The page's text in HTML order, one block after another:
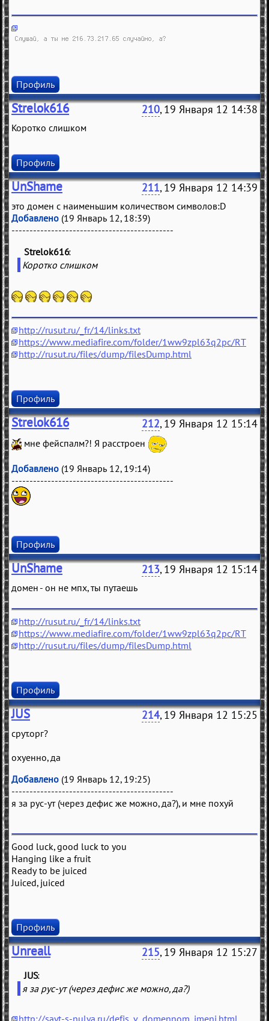
Профиль
Strelok616 210, 19 Января 12 14:38
Коротко слишком
Профиль
UnShame 211, 19 Января 12 14:39
это домен с наименьшим количеством символов:D
Добавлено (19 Январь 12, 18:39)
---------------------------------------------
Strelok616
Коротко слишком
http://rusut.ru/_fr/14/links.txt
https://www.mediafire.com/folder/1ww9zpl63q2pc/RT
http://rusut.ru/files/dump/filesDump.html
Профиль
Strelok616 212, 19 Января 12 15:14
мне фейспалм?! Я расстроен
Добавлено (19 Январь 12, 19:14)
---------------------------------------------
Профиль
UnShame 213, 19 Января 12 15:14
домен - он не мпх, ты путаешь
http://rusut.ru/_fr/14/links.txt
https://www.mediafire.com/folder/1ww9zpl63q2pc/RT
http://rusut.ru/files/dump/filesDump.html
Профиль
JUS 214, 19 Января 12 15:25
срут.орг?
охуенно, да
Добавлено (19 Январь 12, 19:25)
---------------------------------------------
я за рус-ут (через дефис же можно, да?), и мне похуй
Good luck, good luck to you
Hanging like a fruit
Ready to be juiced
Juiced, juiced
Профиль
Unreall 215, 19 Января 12 15:27
(JUS
я за рус-ут (через дефис же можно, да?)
http://sayt-s-nulya.ru/defis_v_domennom_imeni.html